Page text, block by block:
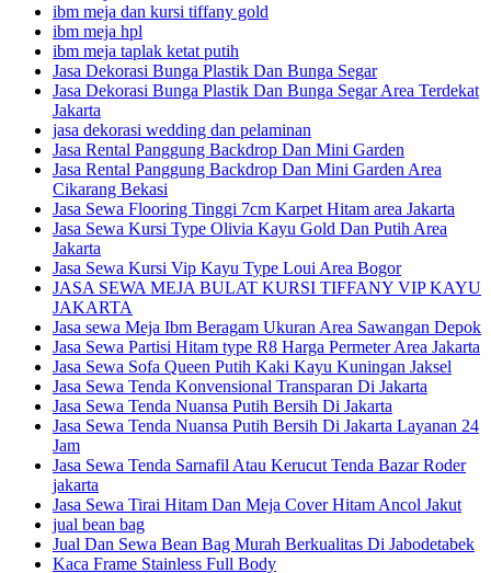
ibm meja dan kursi tiffany gold
ibm meja hpl
ibm meja taplak ketat putih
Jasa Dekorasi Bunga Plastik Dan Bunga Segar
Jasa Dekorasi Bunga Plastik Dan Bunga Segar Area Terdekat
Jakarta
jasa dekorasi wedding dan pelaminan
Jasa Rental Panggung Backdrop Dan Mini Garden
Jasa Rental Panggung Backdrop Dan Mini Garden Area
Cikarang Bekasi
Jasa Sewa Flooring Tinggi 7cm Karpet Hitam area Jakarta
Jasa Sewa Kursi Type Olivia Kayu Gold Dan Putih Area
Jakarta
Jasa Sewa Kursi Vip Kayu Type Loui Area Bogor
JASA SEWA MEJA BULAT KURSI TIFFANY VIP KAYU
JAKARTA
Jasa sewa Meja Ibm Beragam Ukuran Area Sawangan Depok
Jasa Sewa Partisi Hitam type R8 Harga Permeter Area Jakarta
Jasa Sewa Sofa Queen Putih Kaki Kayu Kuningan Jaksel
Jasa Sewa Tenda Konvensional Transparan Di Jakarta
Jasa Sewa Tenda Nuansa Putih Bersih Di Jakarta
Jasa Sewa Tenda Nuansa Putih Bersih Di Jakarta Layanan 24
Jam
Jasa Sewa Tenda Sarnafil Atau Kerucut Tenda Bazar Roder
jakarta
Jasa Sewa Tirai Hitam Dan Meja Cover Hitam Ancol Jakut
jual bean bag
Jual Dan Sewa Bean Bag Murah Berkualitas Di Jabodetabek
Kaca Frame Stainless Full Body